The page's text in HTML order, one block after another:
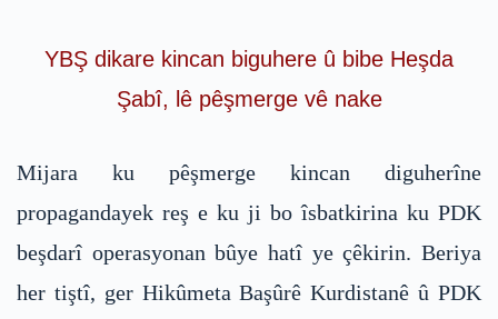
YBŞ dikare kincan biguhere û bibe Heşda
Şabî, lê pêşmerge vê nake
Mijara ku pêşmerge kincan diguherîne
propagandayek reş e ku ji bo îsbatkirina ku PDK
beşdarî operasyonan bûye hatî ye çêkirin. Beriya
her tiştî, ger Hikûmeta Başûrê Kurdistanê û PDK